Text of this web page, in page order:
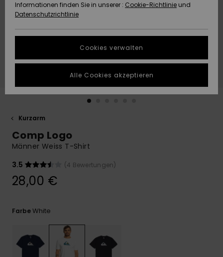
Highlights
Highlights
Starten Sie eine
um die
schnellste
Antwort auf Ihre
erhalten.
Finden Sie
die häufigsten
Fragen sowie
NACHHALTIGKEIT
SHOPS
QUIKSILVER APP
WUNSCHLISTE
Kurzarm
Comp Logo
Männer Weiss T-Shirt
3.5
(4 Bewertungen)
28,00 €
FarbeWhite
Informationen finden Sie in unserer : Cookie-Richtlinie und
Datenschutzrichtlinie
Cookies verwalten
Alle Cookies akzeptieren